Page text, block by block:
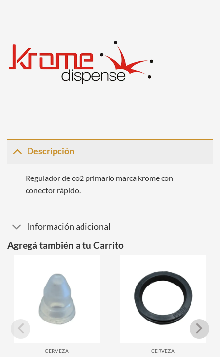
Descripción
Regulador de co2 primario marca krome con
conector rápido.
Información adicional
Agregá también a tu Carrito
CERVEZA CERVEZA